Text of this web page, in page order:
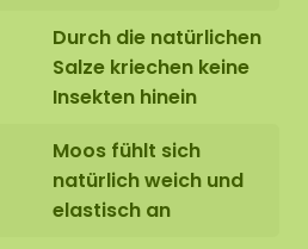
Durch die natürlichen
Salze kriechen keine
Insekten hinein
Moos fühlt sich
natürlich weich und
elastisch an